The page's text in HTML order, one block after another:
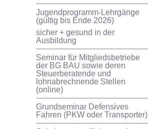
Jugendprogramm-Lehrgänge
(gültig bis Ende 2026)
sicher + gesund in der
Ausbildung
Seminar für Mitgliedsbetriebe
der BG BAU sowie deren
Steuerberatende und
lohnabrechnende Stellen
(online)
Grundseminar Defensives
Fahren (PKW oder Transporter)